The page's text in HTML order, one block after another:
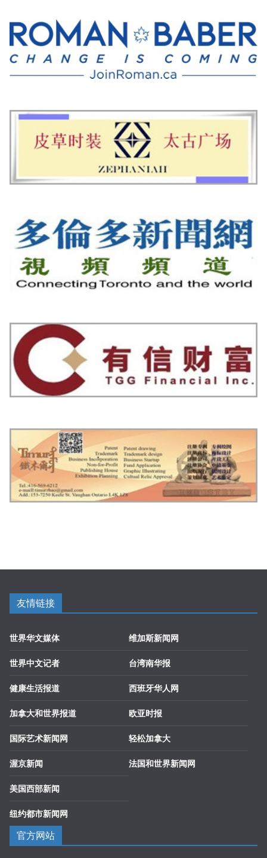
友情链接
世界华文媒体
世界中文记者
健康生活报道
加拿大和世界报道
国际艺术新闻网
渥京新闻
美国西部新闻
纽约都市新闻网
维加斯新闻网
台湾南华报
西班牙华人网
欧亚时报
轻松加拿大
法国和世界新闻网
官方网站